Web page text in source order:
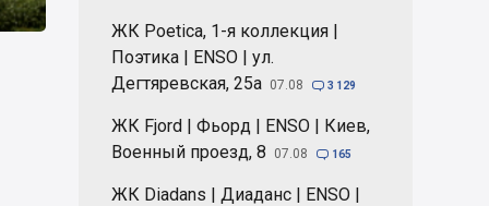
ЖК Poetica, 1-я коллекция |
Поэтика | ENSO | ул.
Дегтяревская, 25а 07.08  3 129
ЖК Fjord | Фьорд | ENSO | Киев,
Военный проезд, 8
07.08  165
ЖК Diadans | Диаданс | ENSO |